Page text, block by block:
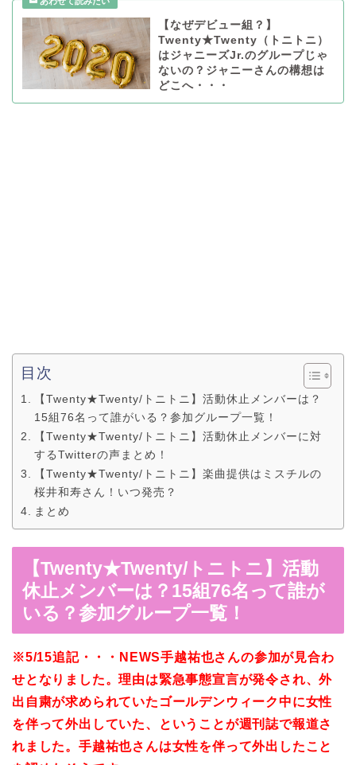
【なぜデビュー組？】
Twenty★Twenty（トニトニ）
はジャニーズJr.のグループじゃ
ないの？ジャニーさんの構想は
どこへ・・・
目次
【Twenty★Twenty/トニトニ】活動休止メンバーは？
15組76名って誰がいる？参加グループ一覧！
【Twenty★Twenty/トニトニ】活動休止メンバーに対
するTwitterの声まとめ！
【Twenty★Twenty/トニトニ】楽曲提供はミスチルの
桜井和寿さん！いつ発売？
まとめ
【Twenty★Twenty/トニトニ】活動
休止メンバーは？15組76名って誰が
いる？参加グループ一覧！
※5/15追記・・・NEWS手越祐也さんの参加が見合わ
せとなりました。理由は緊急事態宣言が発令され、外
出自粛が求められていたゴールデンウィーク中に女性
を伴って外出していた、ということが週刊誌で報道さ
れました。手越祐也さんは女性を伴って外出したこと